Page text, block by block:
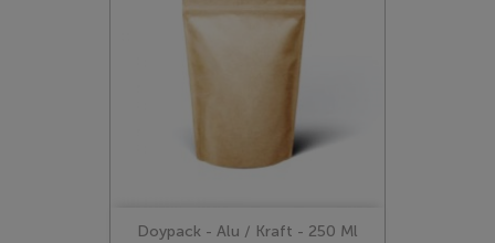
Doypack - Alu / Kraft - 250 Ml